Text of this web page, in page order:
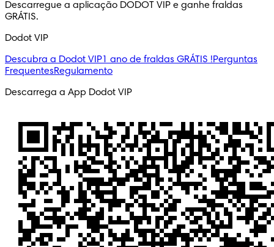
Descarregue a aplicação DODOT VIP e ganhe fraldas
GRÁTIS.
Dodot VIP
Descubra a Dodot VIP1 ano de fraldas GRÁTIS !Perguntas
FrequentesRegulamento
Descarrega a App Dodot VIP